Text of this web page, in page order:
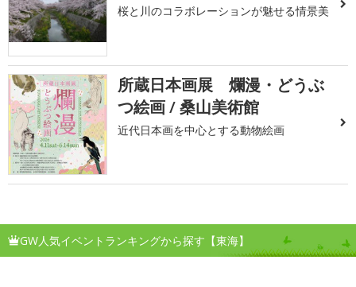
桜と川のコラボレーションが魅せる情景美
所蔵日本画展 爛漫・どうぶ
つ絵画 / 桑山美術館
近代日本画を中心とする動物絵画
GW人気イベントランキングから探す【東海】